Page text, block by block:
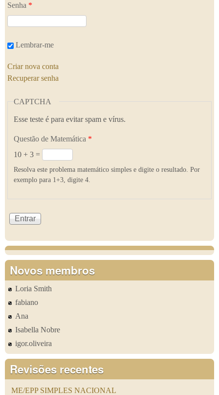
Senha *
Lembrar-me
Criar nova conta
Recuperar senha
CAPTCHA
Esse teste é para evitar spam e vírus.
Questão de Matemática *
10 + 3 =
Resolva este problema matemático simples e digite o resultado. Por
exemplo para 1+3, digite 4.
Novos membros
Loria Smith
fabiano
Ana
Isabella Nobre
igor.oliveira
Revisões recentes
ME/EPP SIMPLES NACIONAL